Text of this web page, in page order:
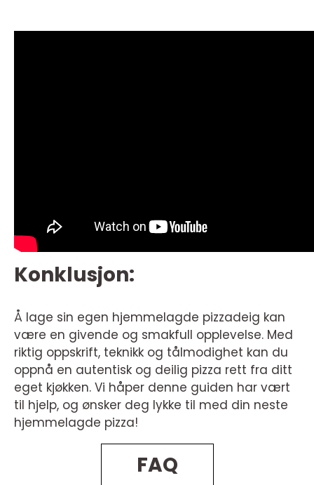
Konklusjon:
Å lage sin egen hjemmelagde pizzadeig kan
være en givende og smakfull opplevelse. Med
riktig oppskrift, teknikk og tålmodighet kan du
oppnå en autentisk og deilig pizza rett fra ditt
eget kjøkken. Vi håper denne guiden har vært
til hjelp, og ønsker deg lykke til med din neste
hjemmelagde pizza!
FAQ